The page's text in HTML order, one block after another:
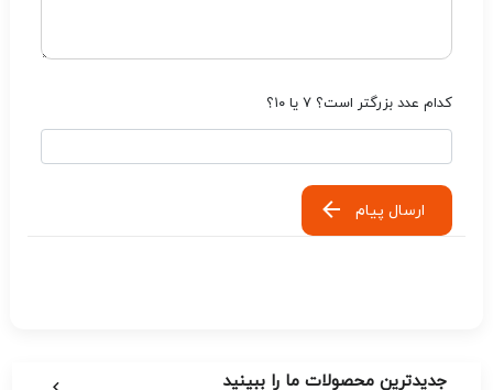
کدام عدد بزرگتر است؟ ۷ یا ۱۰؟
ارسال پیام
جدیدترین محصولات ما را ببینید